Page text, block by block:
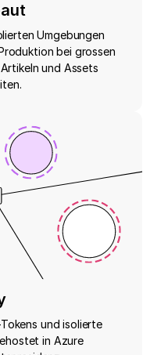
Umgebungen
bei grossen
und Assets
und isolierte
in Azure